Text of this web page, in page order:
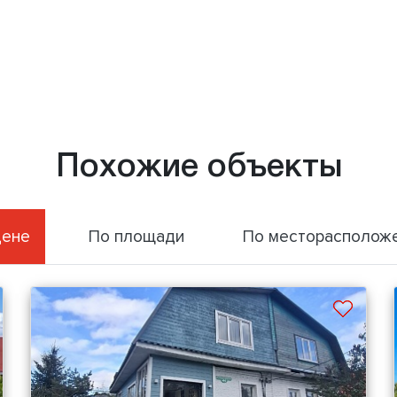
Похожие объекты
По площади По